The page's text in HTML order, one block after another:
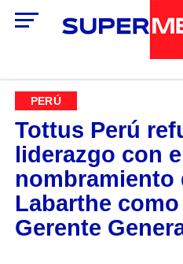
PERÚ
Tottus Perú
liderazgo con el
nombramiento
Labarthe
Gerente